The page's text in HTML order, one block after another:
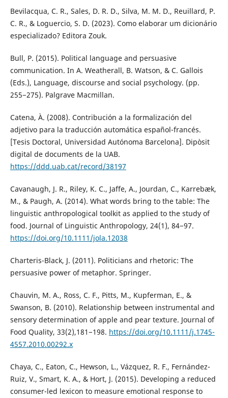
Bevilacqua, C. R., Sales, D. R. D., Silva, M. M. D., Reuillard, P.
C. R., & Loguercio, S. D. (2023). Como elaborar um dicionário
especializado? Editora Zouk.
Bull, P. (2015). Political language and persuasive
communication. In A. Weatherall, B. Watson, & C. Gallois
(Eds.), Language, discourse and social psychology. (pp.
255−275). Palgrave Macmillan.
Catena, À. (2008). Contribución a la formalización del
adjetivo para la traducción automática español-francés.
[Tesis Doctoral, Universidad Autónoma Barcelona]. Dipòsit
digital de documents de la UAB.
https://ddd.uab.cat/record/38197
Cavanaugh, J. R., Riley, K. C., Jaffe, A., Jourdan, C., Karrebæk,
M., & Paugh, A. (2014). What words bring to the table: The
linguistic anthropological toolkit as applied to the study of
food. Journal of Linguistic Anthropology, 24(1), 84−97.
https://doi.org/10.1111/jola.12038
Charteris-Black, J. (2011). Politicians and rhetoric: The
persuasive power of metaphor. Springer.
Chauvin, M. A., Ross, C. F., Pitts, M., Kupferman, E., &
Swanson, B. (2010). Relationship between instrumental and
sensory determination of apple and pear texture. Journal of
Food Quality, 33(2),181−198. https://doi.org/10.1111/j.1745-
4557.2010.00292.x
Chaya, C., Eaton, C., Hewson, L., Vázquez, R. F., Fernández-
Ruiz, V., Smart, K. A., & Hort, J. (2015). Developing a reduced
consumer-led lexicon to measure emotional response to